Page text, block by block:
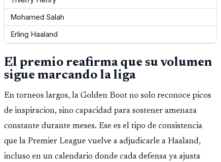
Mohamed Salah
Erling Haaland
El premio reafirma que su volumen
sigue marcando la liga
En torneos largos, la Golden Boot no solo reconoce picos
de inspiracion, sino capacidad para sostener amenaza
constante durante meses. Ese es el tipo de consistencia
que la Premier League vuelve a adjudicarle a Haaland,
incluso en un calendario donde cada defensa ya ajusta